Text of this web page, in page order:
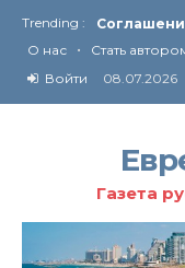
Trending :
О нас • Стать
Войти
08.07.2026
Газета